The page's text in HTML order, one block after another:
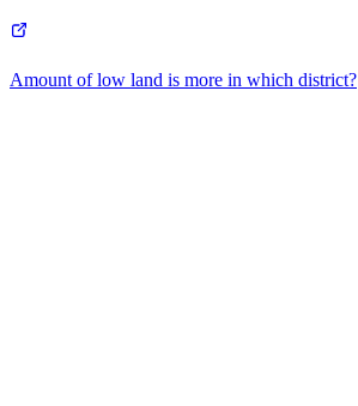
Amount of low land is more in which district?